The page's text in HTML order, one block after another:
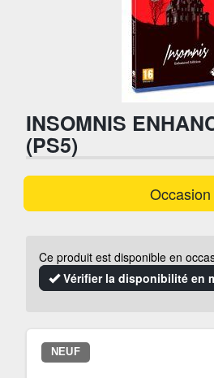
INSOMNIS
(PS5)
Occasion
Ce produit est disponible en
Vérifier la disponibilité en
NEUF